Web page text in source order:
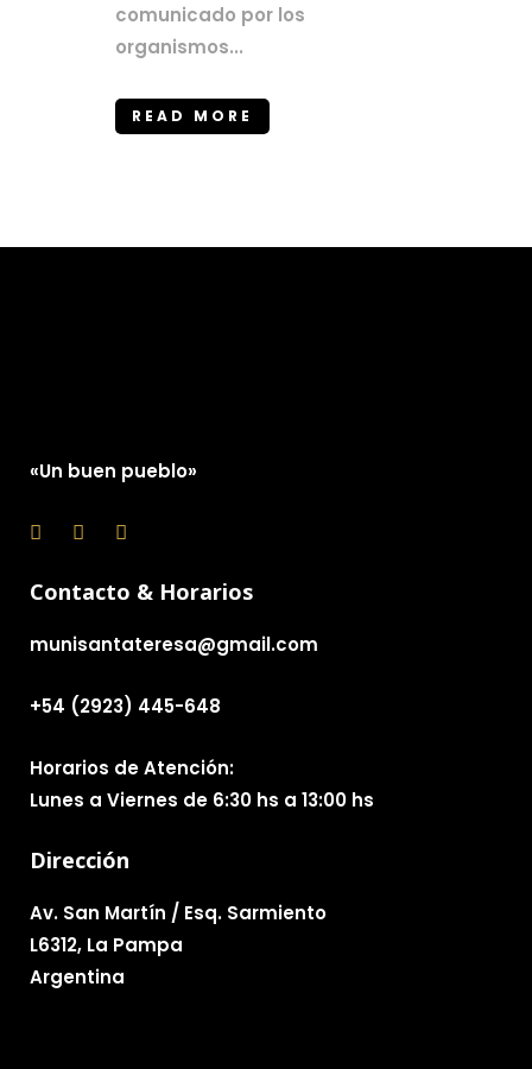
comunicado por los
organismos...
READ MORE
«Un buen pueblo»
Contacto & Horarios
munisantateresa@gmail.com
+54 (2923) 445-648
Horarios de Atención:
Lunes a Viernes de 6:30 hs a 13:00 hs
Dirección
Av. San Martín / Esq. Sarmiento
L6312, La Pampa
Argentina